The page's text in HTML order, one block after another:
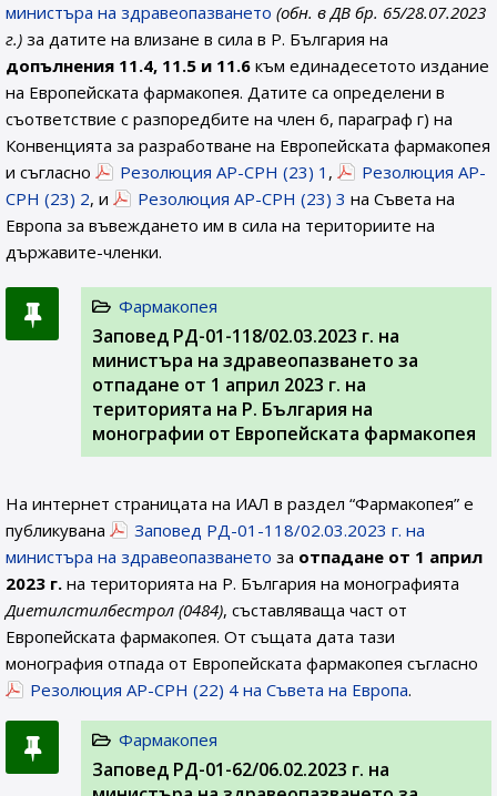
министъра на здравеопазването (обн. в ДВ бр. 65/28.07.2023
г.) за датите на влизане в сила в Р. България на
допълнения 11.4, 11.5 и 11.6 към единадесетото издание
на Европейската фармакопея. Датите са определени в
съответствие с разпоредбите на член 6, параграф г) на
Конвенцията за разработване на Европейската фармакопея
и съгласно
Резолюция AP-CPH (23) 1 ,
Резолюция AP-
CPH (23) 2, и Резолюция AP-CPH (23) 3 на Съвета на
Европа за въвеждането им в сила на териториите на
държавите-членки.
Фармакопея
Заповед РД-01-118/02.03.2023 г. на
министъра на здравеопазването за
отпадане от 1 април 2023 г. на
територията на Р. България на
монографии от Европейската фармакопея
На интернет страницата на ИАЛ в раздел “Фармакопея” е
публикувана
Заповед РД-01-118/02.03.2023 г. на
министъра на здравеопазването за отпадане от 1 април
2023 г. на територията на Р. България на монографията
Диетилстилбестрол (0484), съставляваща част от
Европейската фармакопея. От същата дата тази
монография отпада от Европейската фармакопея съгласно
Резолюция AP-CPH (22) 4 на Съвета на Европа.
Фармакопея
Заповед РД-01-62/06.02.2023 г. на